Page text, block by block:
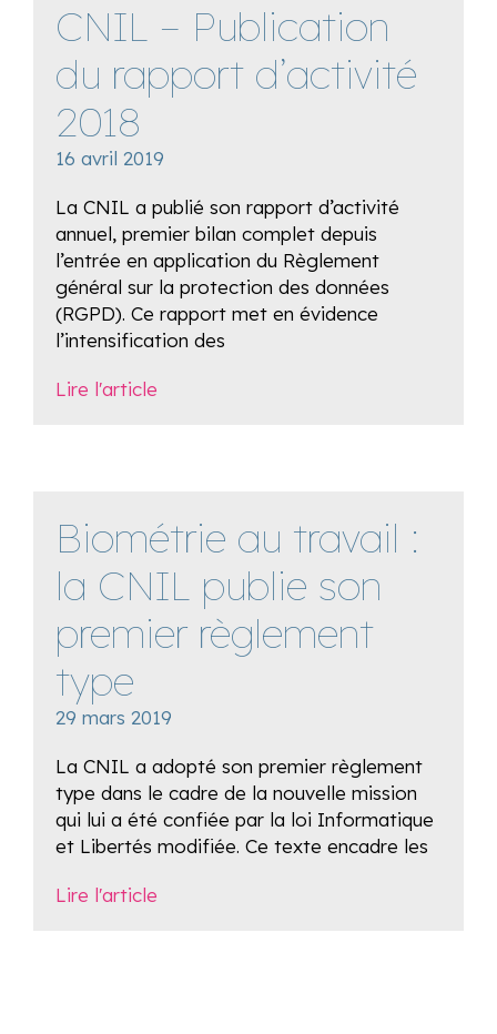
CNIL – Publication
du rapport d’activité
2018
16 avril 2019
La CNIL a publié son rapport d’activité
annuel, premier bilan complet depuis
l’entrée en application du Règlement
général sur la protection des données
(RGPD). Ce rapport met en évidence
l’intensification des
Lire l'article
Biométrie au travail :
la CNIL publie son
premier règlement
type
29 mars 2019
La CNIL a adopté son premier règlement
type dans le cadre de la nouvelle mission
qui lui a été confiée par la loi Informatique
et Libertés modifiée. Ce texte encadre les
Lire l'article